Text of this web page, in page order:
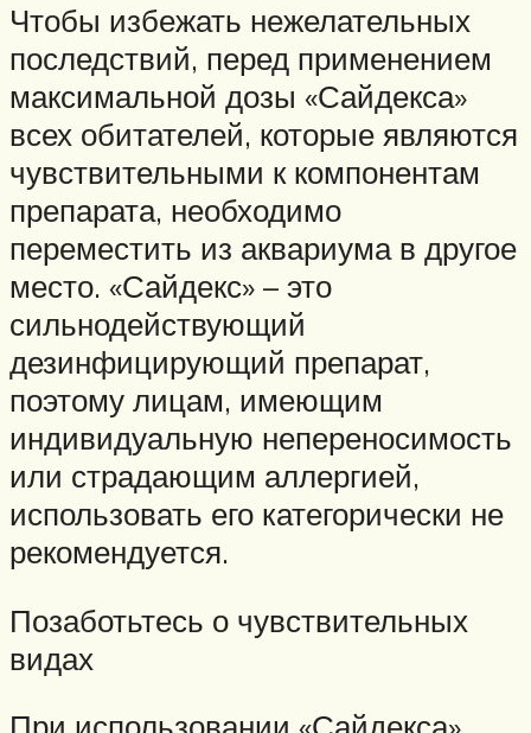
Чтобы избежать нежелательных
последствий, перед применением
максимальной дозы «Сайдекса»
всех обитателей, которые являются
чувствительными к компонентам
препарата, необходимо
переместить из аквариума в другое
место. «Сайдекс» – это
сильнодействующий
дезинфицирующий препарат,
поэтому лицам, имеющим
индивидуальную непереносимость
или страдающим аллергией,
использовать его категорически не
рекомендуется.
Позаботьтесь о чувствительных
видах